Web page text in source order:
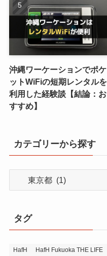
沖縄ワーケーションでポケ
ットWiFiの短期レンタルを
利用した経験談【結論：お
すすめ】
カテゴリーから探す
ー
ら
タグ
HafH HafH Fukuoka THE LIFE